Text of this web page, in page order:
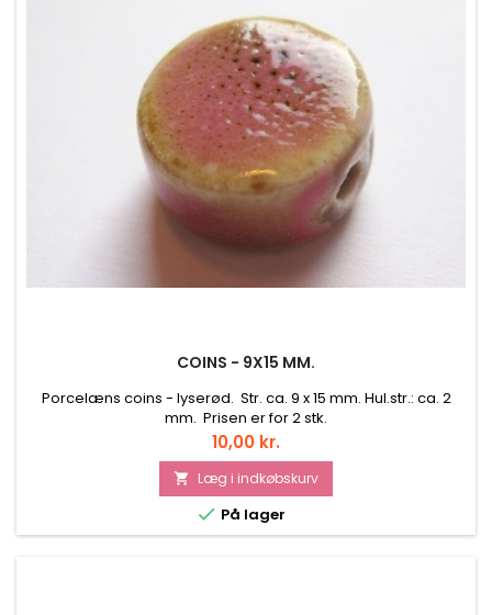
COINS - 9X15 MM.
Porcelæns coins - lyserød. Str. ca. 9 x 15 mm. Hul.str.: ca. 2
mm. Prisen er for 2 stk.
Pris
10,00 kr.
 Læg i indkøbskurv
 På lager